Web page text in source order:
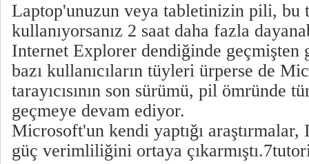
Laptop'unuzun veya tabletinizin pili, bu
kullanıyorsanız 2 saat daha fazla
Internet Explorer dendiğinde geçmişten
bazı kullanıcıların tüyleri ürperse de
tarayıcısının son sürümü, pil ömründe
geçmeye devam ediyor.
Microsoft'un kendi yaptığı araştırmalar,
güç verimliliğini ortaya